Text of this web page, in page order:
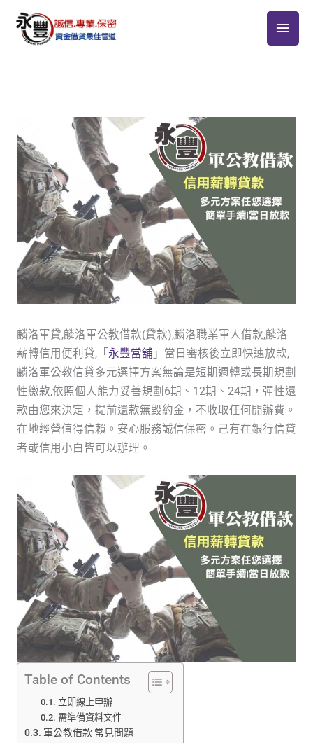
主
單
麟洛軍貸,麟洛軍公教借款(貸款),麟洛職業軍人借款,麟洛
薪轉信用便利貸,「 永豐當舖 」當日審核後立即快速放款,
麟洛軍公教信貸多元選擇方案無論是短期週轉或長期規劃
性繳款,依照個人能力妥善規劃6期、12期、24期，彈性還
款由您來決定，提前還款無毀約金，不收取任何開辦費。
在地經營值得信賴。安心服務誠信保密。己有在銀行信貸
者或信用小白皆可以辦理。
Table of Contents
立即線上申辦
需準備資料文件
軍公教借款 常見問題